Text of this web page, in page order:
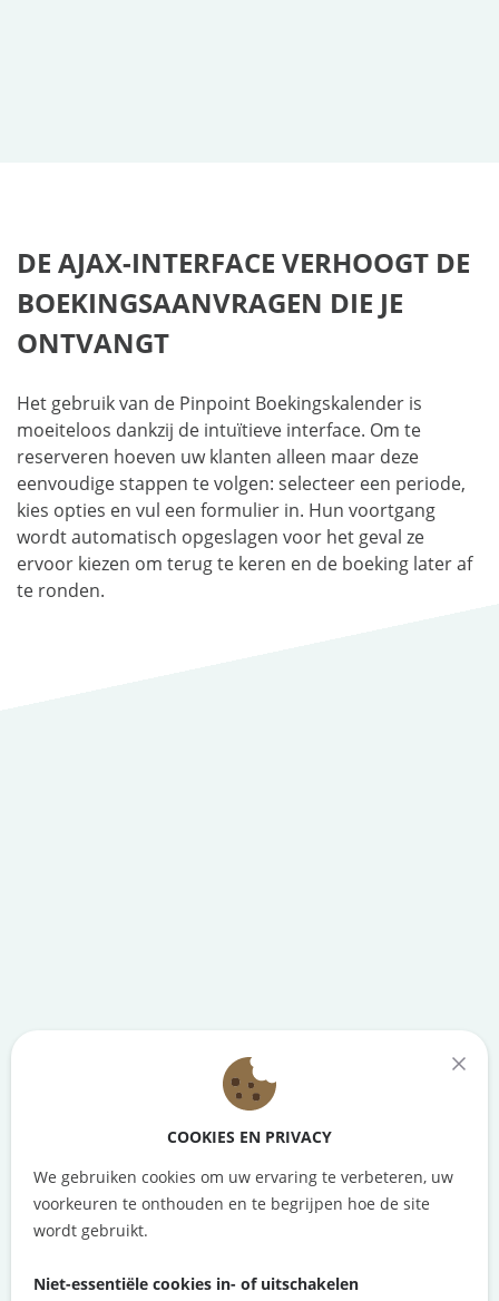
DE AJAX-INTERFACE VERHOOGT DE
BOEKINGSAANVRAGEN DIE JE
ONTVANGT
Het gebruik van de Pinpoint Boekingskalender is
moeiteloos dankzij de intuïtieve interface. Om te
reserveren hoeven uw klanten alleen maar deze
eenvoudige stappen te volgen: selecteer een periode,
kies opties en vul een formulier in. Hun voortgang
wordt automatisch opgeslagen voor het geval ze
ervoor kiezen om terug te keren en de boeking later af
te ronden.
COOKIES EN PRIVACY
We gebruiken cookies om uw ervaring te verbeteren, uw
voorkeuren te onthouden en te begrijpen hoe de site
wordt gebruikt.
Niet-essentiële cookies in- of uitschakelen